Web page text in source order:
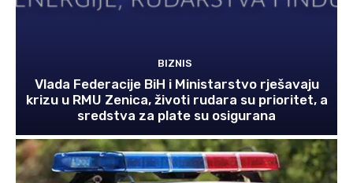
BIZNIS
Vlada Federacije BiH i Ministarstvo rješavaju
krizu u RMU Zenica, životi rudara su prioritet, a
sredstva za plate su osigurana